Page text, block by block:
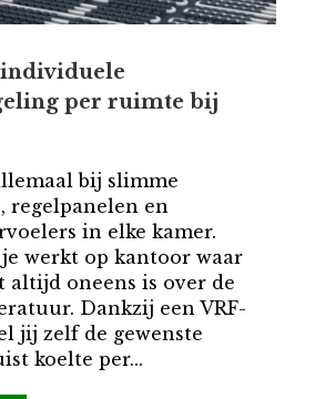
per ruimte bij
bij slimme
regelpanelen en
in elke kamer.
werkt op kantoor waar
altijd oneens is over de
Dankzij een VRF-
jij zelf de gewenste
koelte per...